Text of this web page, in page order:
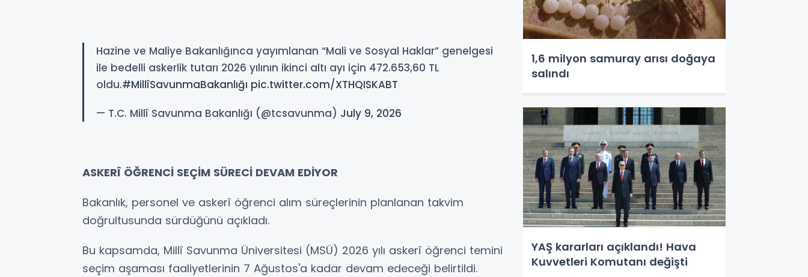
Hazine ve Maliye Bakanlığınca yayımlanan “Mali ve Sosyal Haklar” genelgesi
ile bedelli askerlik tutarı 2026 yılının ikinci altı ayı için 472.653,60 TL
oldu.#MillîSavunmaBakanlığı pic.twitter.com/XTHQISKABT
— T.C. Millî Savunma Bakanlığı (@tcsavunma) July 9, 2026
ASKERÎ ÖĞRENCİ SEÇİM SÜRECİ DEVAM EDİYOR
Bakanlık, personel ve askerî öğrenci alım süreçlerinin planlanan takvim
doğrultusunda sürdüğünü açıkladı.
Bu kapsamda, Millî Savunma Üniversitesi (MSÜ) 2026 yılı askerî öğrenci temini
seçim aşaması faaliyetlerinin 7 Ağustos'a kadar devam edeceği belirtildi.
1,6 milyon samuray arısı doğaya
salındı
YAŞ kararları açıklandı! Hava
Kuvvetleri Komutanı değişti